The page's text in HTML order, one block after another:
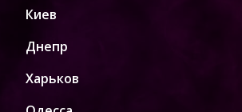
Киев
Днепр
Харьков